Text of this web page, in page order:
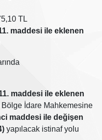
TL
maddesi ile eklenen
maddesi ile eklenen
Bölge İdare Mahkemesine
maddesi ile değişen
yapılacak istinaf yolu